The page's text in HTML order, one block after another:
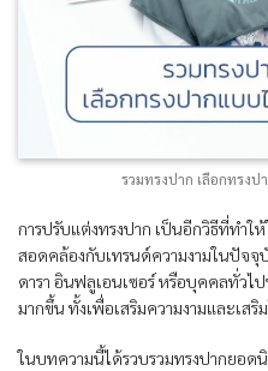
รวมทรงปาก เลือกทรงป
การปรับแต่งทรงปาก เป็นอีกวิธีที่ทำ
สอดคล้องกับเทรนด์ความงามในปัจ
ดารา อินฟลูเอนเซอร์ หรือบุคคลทั่วไ
มากขึ้น ทั้งเพื่อเสริมความงามและเสริม
ในบทความนี้ได้รวบรวมทรงปากยอด